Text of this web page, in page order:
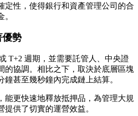
定性，使得銀行和資產管理公司的合
優勢
T+2 週期，並需要託管人、中央證
的協調。相比之下，取決於底層區塊
甚至幾秒鐘內完成鏈上結算。
能更快速地釋放抵押品，為管理大規
供了切實的運營效益。